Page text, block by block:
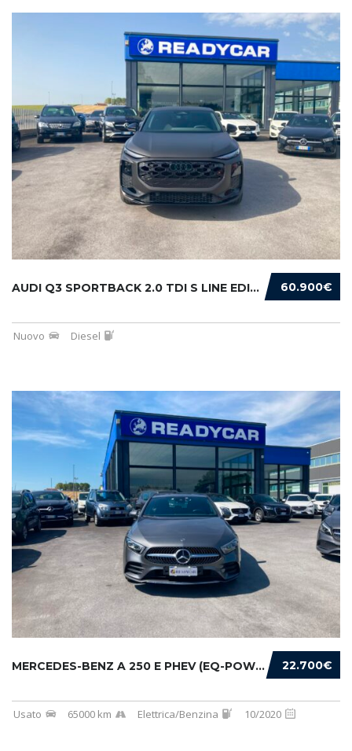
60.900€
AUDI Q3 SPORTBACK 2.0 TDI S LINE EDITION 150...
Nuovo Diesel
22.700€
MERCEDES-BENZ A 250 E PHEV (EQ-POWER) PREMIU...
Usato 65000 km Elettrica/Benzina 10/2020